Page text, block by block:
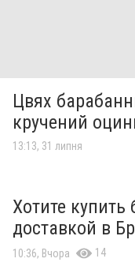
Цвях
кручений
13:13, 31 липня
Хотите купить
доставкой в
10:36, Вчора 14